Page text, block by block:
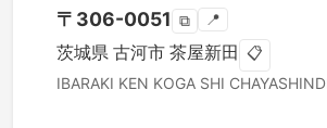
〒 306-0051 ⧉ 📍
茨城県 古河市 茶屋新田 📋
IBARAKI KEN KOGA SHI